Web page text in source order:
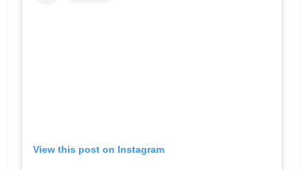
View this post on Instagram